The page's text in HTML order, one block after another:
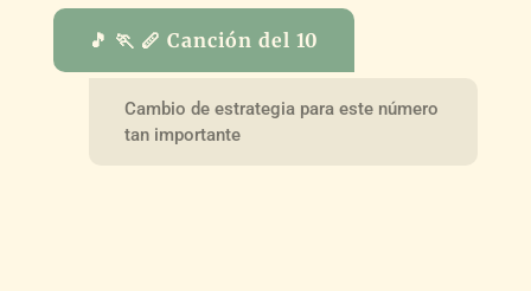
🎵 🏃 🪈 Canción del 10
Cambio de estrategia para este número
tan importante